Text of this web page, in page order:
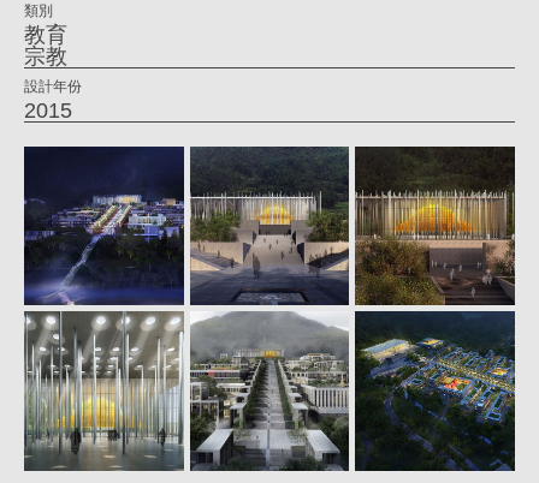
元
築
工
場
類別
教育
宗教
設計年份
2015